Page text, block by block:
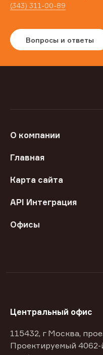
(343) 311-00-89
Вопросы и ответы
О компании
Главная
Карта сайта
API Интеграция
Офисы
Центральный офис
115432, г Москва,
Проектируемый 4062-